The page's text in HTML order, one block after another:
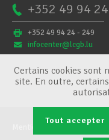
+352 49 94
+352 49 94 24 - 249
infocenter@lcgb.lu
Certains cookies sont
site. En outre,
Tout accepter